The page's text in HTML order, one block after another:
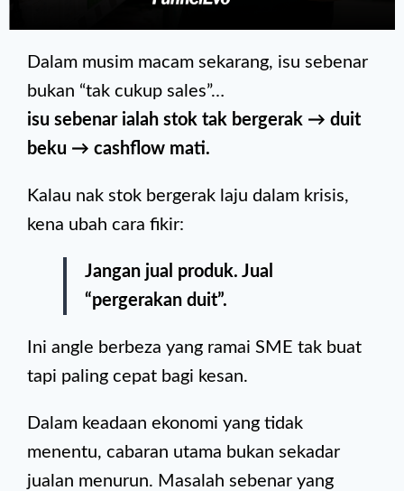
Dalam musim macam sekarang, isu sebenar
bukan “tak cukup sales”…
isu sebenar ialah stok tak bergerak → duit
beku → cashflow mati.
Kalau nak stok bergerak laju dalam krisis,
kena ubah cara fikir:
Jangan jual produk. Jual
“pergerakan duit”.
Ini angle berbeza yang ramai SME tak buat
tapi paling cepat bagi kesan.
Dalam keadaan ekonomi yang tidak
menentu, cabaran utama bukan sekadar
jualan menurun. Masalah sebenar yang